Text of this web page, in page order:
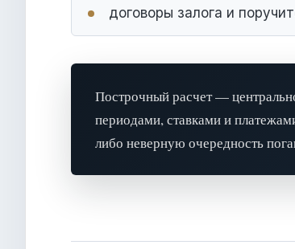
договоры залога и
Построчный расчет —
периодами, ставками и
либо неверную очередность